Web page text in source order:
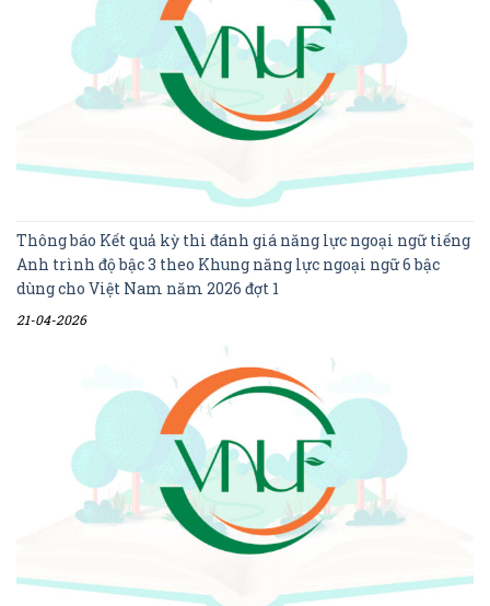
Thông báo Kết quả kỳ thi đánh giá năng lực ngoại ngữ tiếng
Anh trình độ bậc 3 theo Khung năng lực ngoại ngữ 6 bậc
dùng cho Việt Nam năm 2026 đợt 1
21-04-2026